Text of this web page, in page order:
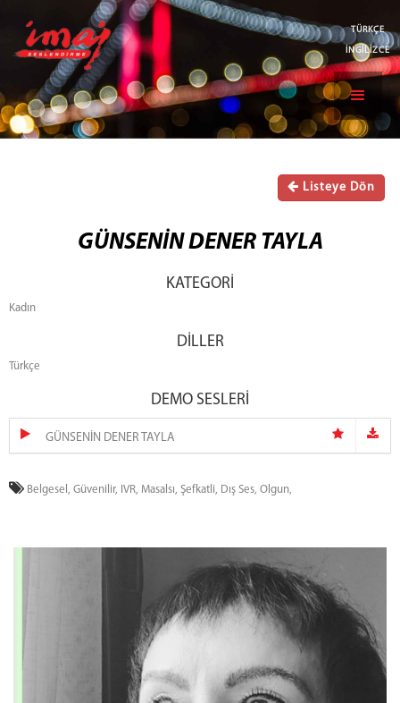
TÜRKÇE
İNGİLİZCE
Listeye Dön
GÜNSENİN DENER TAYLA
KATEGORİ
Kadın
DİLLER
Türkçe
DEMO SESLERİ
GÜNSENİN DENER TAYLA
Belgesel, Güvenilir, IVR, Masalsı, Şefkatli, Dış Ses, Olgun,